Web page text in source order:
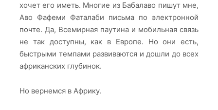
хочет его иметь. Многие из Бабалаво пишут мне,
Аво Фафеми Фаталаби письма по электронной
почте. Да, Всемирная паутина и мобильная связь
не так доступны, как в Европе. Но они есть,
быстрыми темпами развиваются и дошли до всех
африканских глубинок.
Но вернемся в Африку.